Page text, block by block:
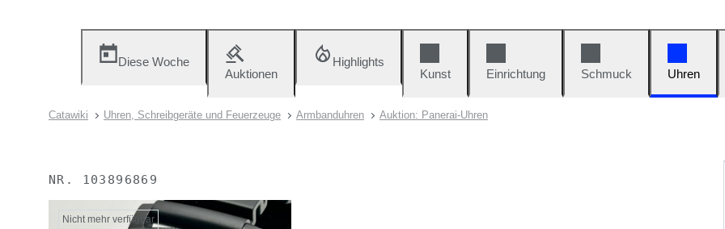
Diese Woche
Auktionen
Highlights
Kunst
Einrichtung Schmuck Uhren
Catawiki Uhren, Schreibgeräte und Feuerzeuge Armbanduhren Auktion: Panerai-Uhren
NR. 103896869
Nicht mehr verfügbar